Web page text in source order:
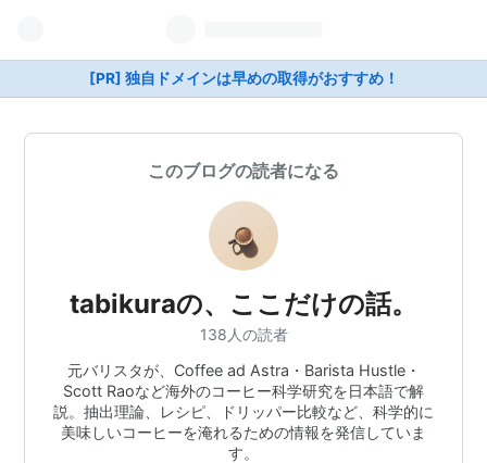
[PR] 独自ドメインは早めの取得がおすすめ！
このブログの読者になる
tabikuraの、ここだけの話。
138人の読者
元バリスタが、Coffee ad Astra・Barista Hustle・
Scott Raoなど海外のコーヒー科学研究を日本語で解
説。抽出理論、レシピ、ドリッパー比較など、科学的に
美味しいコーヒーを淹れるための情報を発信していま
す。